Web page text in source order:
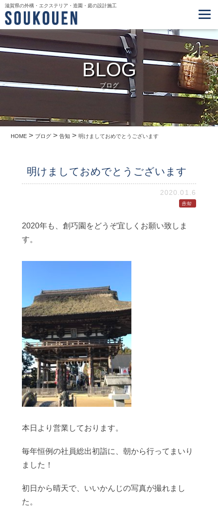
滋賀県の外構・エクステリア・造園・庭の設計施工
BLOG
ブログ
HOME > ブログ >告知 >明けましておめでとうございます
明けましておめでとうございます
2020.01.6
告知
2020年も、創巧園をどうぞ宜しくお願い致しま
す。
本日より営業しております。
毎年恒例の社員総出初詣に、朝から行ってまいり
ました！
初日から晴天で、いいかんじの写真が撮れまし
た。